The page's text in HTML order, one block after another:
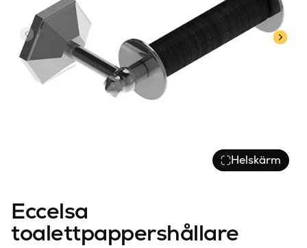
Helskärm
Eccelsa
toalettpappershållare